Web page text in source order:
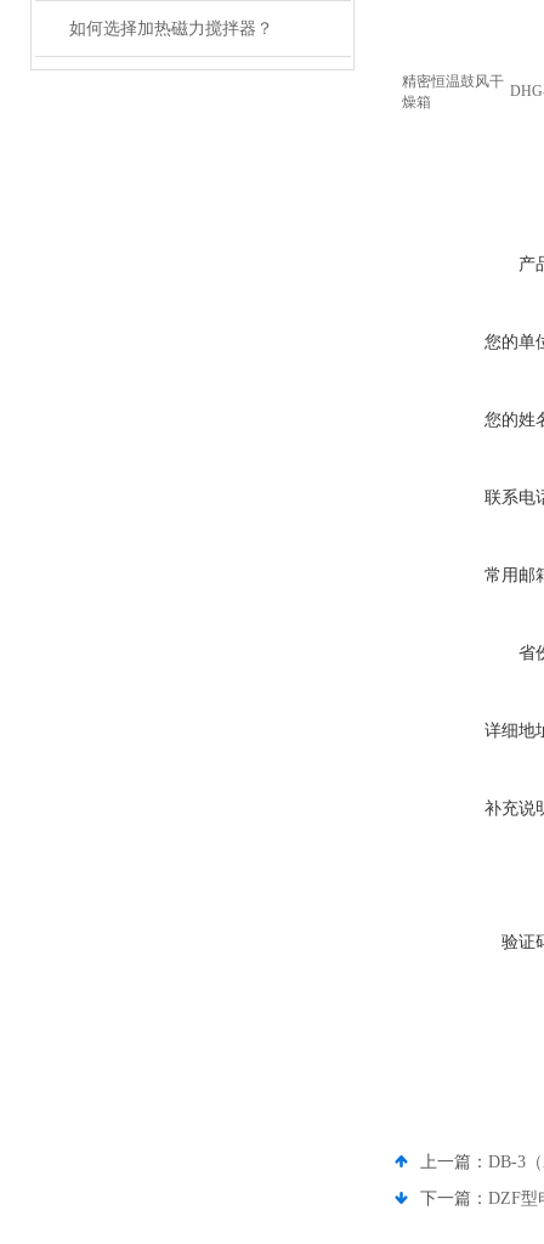
如何选择加热磁力搅拌器？
精密恒温鼓风干
燥箱
产
您的单
您的姓
联系电
常用邮
省
详细地
补充说
验证
上一篇： DB-3
下一篇： DZF型